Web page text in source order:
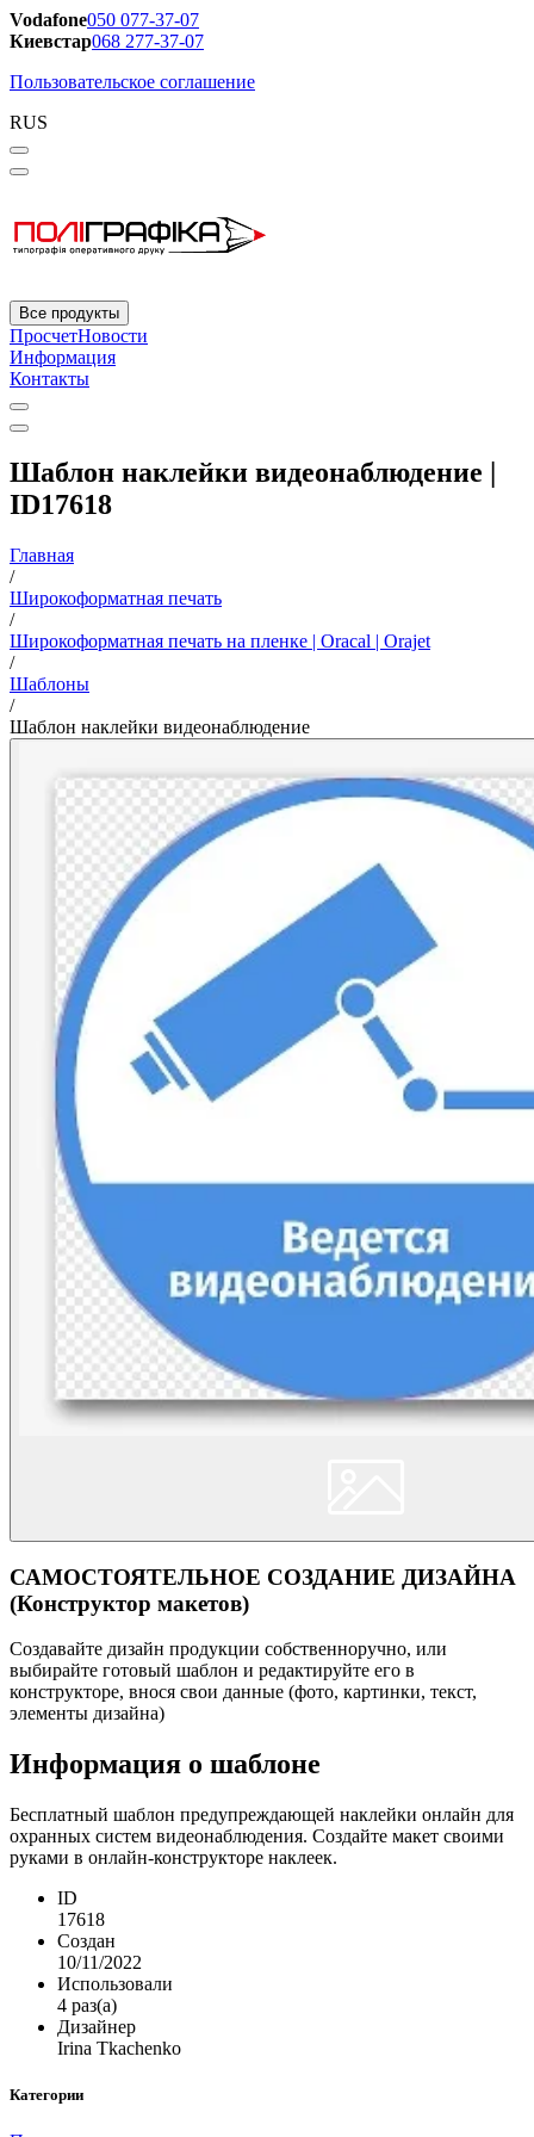
Vodafone050 077-37-07
Киевстар068 277-37-07
Пользовательское соглашение
RUS
Все продукты
ПросчетНовости
Информация
Контакты
Шаблон наклейки видеонаблюдение |
ID17618
Главная
/
Широкоформатная печать
/
Широкоформатная печать на пленке | Oracal | Orajet
/
Шаблоны
/
Шаблон наклейки видеонаблюдение
САМОСТОЯТЕЛЬНОЕ СОЗДАНИЕ ДИЗАЙНА
(Конструктор макетов)
Создавайте дизайн продукции собственноручно, или
выбирайте готовый шаблон и редактируйте его в
конструкторе, внося свои данные (фото, картинки, текст,
элементы дизайна)
Информация о шаблоне
Бесплатный шаблон предупреждающей наклейки онлайн для
охранных систем видеонаблюдения. Создайте макет своими
руками в онлайн-конструкторе наклеек.
ID
17618
Создан
10/11/2022
Использовали
4 раз(а)
Дизайнер
Irina Tkachenko
Категории